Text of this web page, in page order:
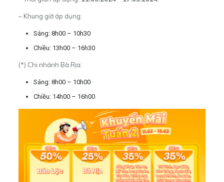
– Khung giờ áp dụng:
Sáng: 8h00 – 10h30
Chiều: 13h00 – 16h30
(*) Chi nhánh Bà Rịa:
Sáng: 8h00 – 10h00
Chiều: 14h00 – 16h00